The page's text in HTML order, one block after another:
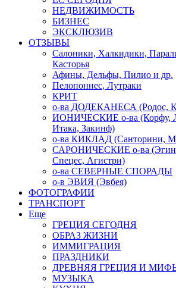
НЕДВИЖИМОСТЬ
БИЗНЕС
ЭКСКЛЮЗИВ
ОТЗЫВЫ
Салоники, Халкидики,
Касторья
Афины, Дельфы, Пилио и др.
Пелопоннес, Лутраки
КРИТ
о-ва ДОДЕКАНЕСА (Родос,
ИОНИЧЕСКИЕ о-ва (Корфу,
Итака, Закинф)
о-ва КИКЛАД (Санторини,
САРОНИЧЕСКИЕ о-ва
Спецес, Агистри)
о-ва СЕВЕРНЫЕ СПОРАДЫ
о-в ЭВИЯ (Эвбея)
ФОТОГРАФИИ
ТРАНСПОРТ
Еще
ГРЕЦИЯ СЕГОДНЯ
ОБРАЗ ЖИЗНИ
ИММИГРАЦИЯ
ПРАЗДНИКИ
ДРЕВНЯЯ ГРЕЦИЯ И
МУЗЫКА